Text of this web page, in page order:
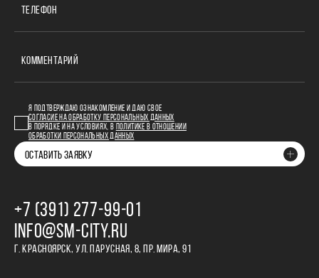
ТЕЛЕФОН
КОММЕНТАРИЙ
Я ПОДТВЕРЖДАЮ ОЗНАКОМЛЕНИЕ И ДАЮ СВОЕ
СОГЛАСИЕ НА ОБРАБОТКУ ПЕРСОНАЛЬНЫХ ДАННЫХ
В ПОРЯДКЕ И НА УСЛОВИЯХ, В
ПОЛИТИКЕ В ОТНОШЕНИИ
ОБРАБОТКИ ПЕРСОНАЛЬНЫХ ДАННЫХ
ОСТАВИТЬ ЗАЯВКУ
+7 (391) 277‒99‒01
INFO@SM-CITY.RU
Г. КРАСНОЯРСК, УЛ. ПАРУСНАЯ, 8, ПР. МИРА, 91